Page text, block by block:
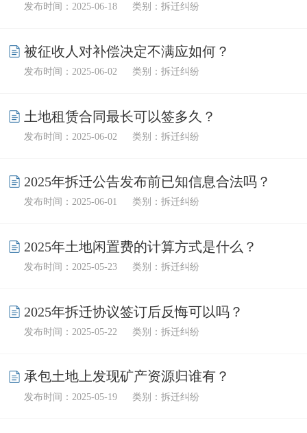
发布时间：2025-06-18 类别：拆迁纠纷
被征收人对补偿决定不满应如何？
发布时间：2025-06-02 类别：拆迁纠纷
土地租赁合同最长可以签多久？
发布时间：2025-06-02 类别：拆迁纠纷
2025年拆迁公告发布前已知信息合法吗？
发布时间：2025-06-01 类别：拆迁纠纷
2025年土地闲置费的计算方式是什么？
发布时间：2025-05-23 类别：拆迁纠纷
2025年拆迁协议签订后反悔可以吗？
发布时间：2025-05-22 类别：拆迁纠纷
承包土地上发现矿产资源归谁有？
发布时间：2025-05-19 类别：拆迁纠纷